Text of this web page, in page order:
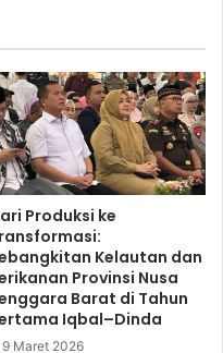
Produksi ke
Kelautan dan
Provinsi Nusa
Barat di Tahun
Iqbal–Dinda
9 Maret 2026